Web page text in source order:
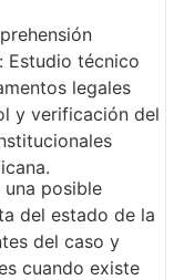
Estudio técnico
legales
y verificación del
posible
del estado de la
del caso y
cuando existe